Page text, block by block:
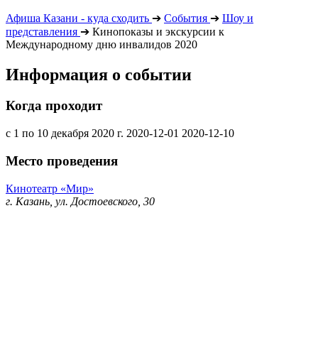
Афиша Казани - куда сходить ➔ События ➔ Шоу и
представления ➔ Кинопоказы и экскурсии к
Международному дню инвалидов 2020
Информация о событии
Когда проходит
с 1 по 10 декабря 2020 г. 2020-12-01 2020-12-10
Место проведения
Кинотеатр «Мир»
г. Казань, ул. Достоевского, 30